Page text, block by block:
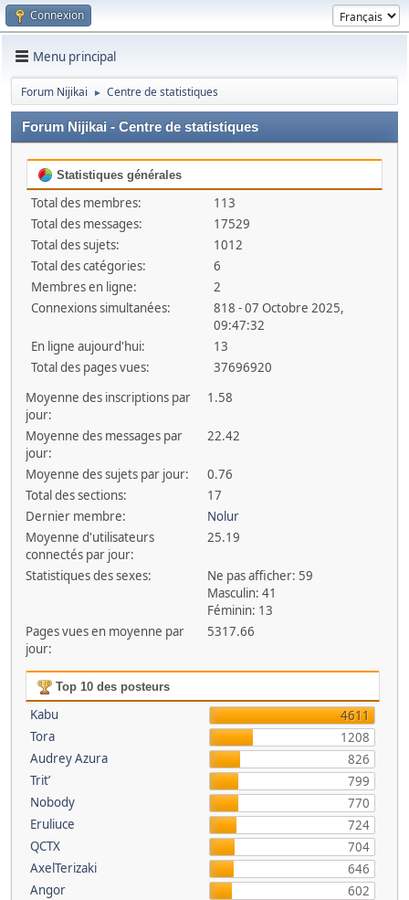
Connexion
Menu principal
Forum Nijikai ► Centre de statistiques
Forum Nijikai - Centre de statistiques
Statistiques générales
Total des membres:
113
Total des messages:
17529
Total des sujets:
1012
Total des catégories:
6
Membres en ligne:
2
Connexions simultanées:
818 - 07 Octobre 2025,
09:47:32
En ligne aujourd'hui:
13
Total des pages vues:
37696920
Moyenne des inscriptions par
jour:
1.58
Moyenne des messages par
jour:
22.42
Moyenne des sujets par jour:
0.76
Total des sections:
17
Dernier membre:
Nolur
Moyenne d'utilisateurs
connectés par jour:
25.19
Statistiques des sexes:
Ne pas afficher: 59
Masculin: 41
Féminin: 13
Pages vues en moyenne par
jour:
5317.66
Top 10 des posteurs
Kabu
4611
Tora
1208
Audrey Azura
826
Trit’
799
Nobody
770
Eruliuce
724
QCTX
704
AxelTerizaki
646
Angor
602